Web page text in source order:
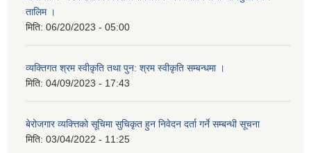
तालिम ।
मिति: 06/20/2023 - 05:00
व्यक्तिगत श्रम स्वीकृति तथा पुन: श्रम स्वीकृति सम्बन्धमा ।
मिति: 04/09/2023 - 17:43
बेरोजगार व्यक्त्तिको सूचिमा सुचिकृत हुन निवेदन दर्ता गर्ने सम्बन्धी सूचना
मिति: 03/04/2022 - 11:25